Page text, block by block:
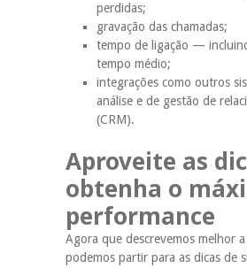
perdidas;
gravação das chamadas;
tempo de ligação —
tempo médio;
integrações como outros
análise e de gestão de
(CRM).
Aproveite as
obtenha o
performance
Agora que descrevemos melhor
podemos partir para as dicas de